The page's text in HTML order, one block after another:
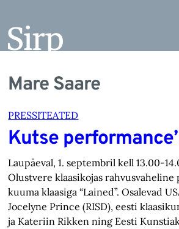
Mare Saare
PRESSITEATED
Kutse
Laupäeval, 1. septembril kell 13.00-
Olustvere klaasikojas rahvusvaheline
kuuma klaasiga “Lained”. Osalevad
Jocelyne Prince (RISD), eesti
ja Kateriin Rikken ning Eesti